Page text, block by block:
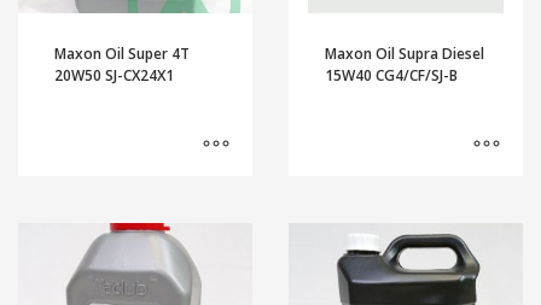
Maxon Oil Super 4T
20W50 SJ-CX24X1
Maxon Oil Supra Diesel
15W40 CG4/CF/SJ-B